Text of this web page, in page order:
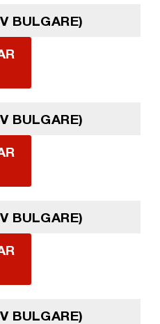
BULGARE)
BULGARE)
BULGARE)
BULGARE)